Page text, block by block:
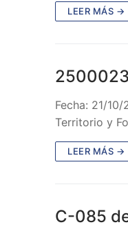
LEER MÁS →
Fecha: 21/
Territorio y
LEER MÁS →
C-085